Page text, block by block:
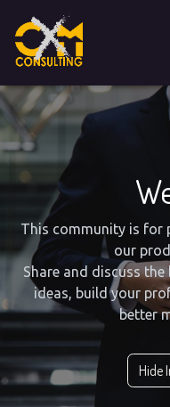
This community is for
our
Share and discuss
ideas, build your
better
Hide